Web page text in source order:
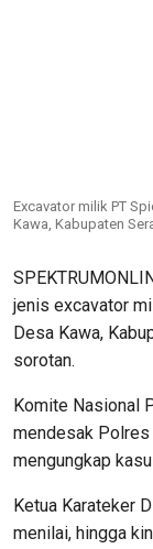
Excavator milik PT
Kawa, Kabupaten
jenis excavator
Desa Kawa,
sorotan.
Komite Nasional
mendesak
mengungkap
Ketua Karateker
menilai, hingga